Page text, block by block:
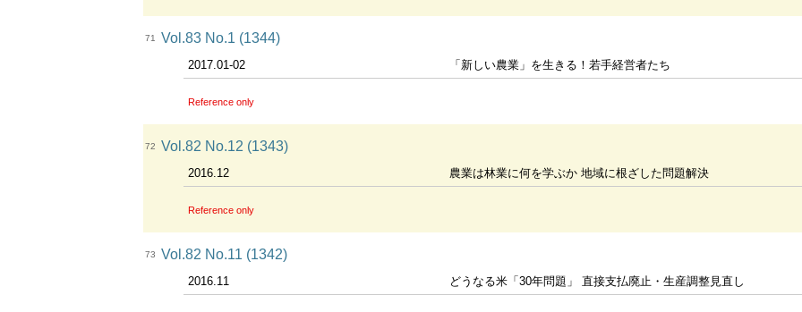
71 Vol.83 No.1 (1344)
2017.01-02 「新しい農業」を生きる！若手経営者たち
Reference only
72 Vol.82 No.12 (1343)
2016.12 農業は林業に何を学ぶか 地域に根ざした問題解決
Reference only
73 Vol.82 No.11 (1342)
2016.11 どうなる米「30年問題」 直接支払廃止・生産調整見直し